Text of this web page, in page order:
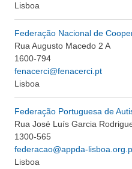
Lisboa
Federação Nacional de
Rua Augusto Macedo 2 A
1600-794
fenacerci@fenacerci.pt
Lisboa
Federação Portuguesa de
Rua José Luís Garcia
1300-565
federacao@appda-
Lisboa